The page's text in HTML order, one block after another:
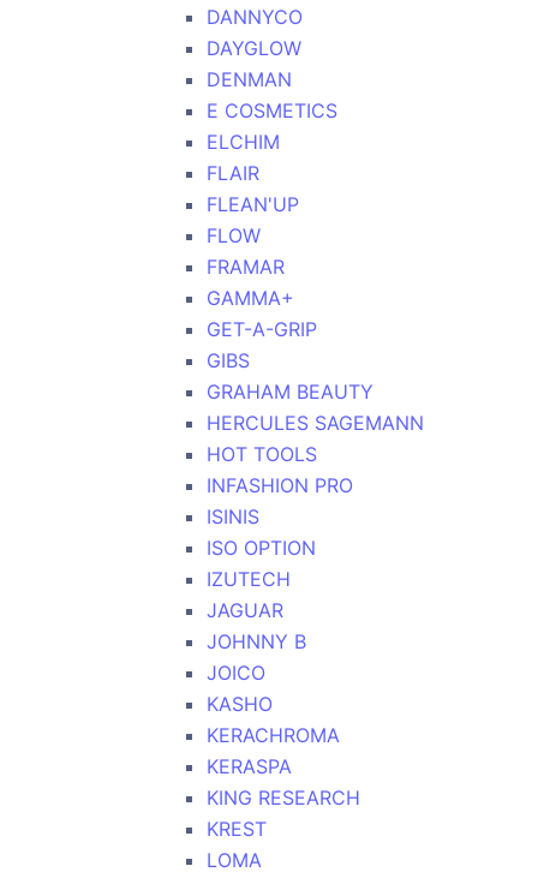
DANNYCO
DAYGLOW
DENMAN
E COSMETICS
ELCHIM
FLAIR
FLEAN'UP
FLOW
FRAMAR
GAMMA+
GET-A-GRIP
GIBS
GRAHAM BEAUTY
HERCULES SAGEMANN
HOT TOOLS
INFASHION PRO
ISINIS
ISO OPTION
IZUTECH
JAGUAR
JOHNNY B
JOICO
KASHO
KERACHROMA
KERASPA
KING RESEARCH
KREST
LOMA